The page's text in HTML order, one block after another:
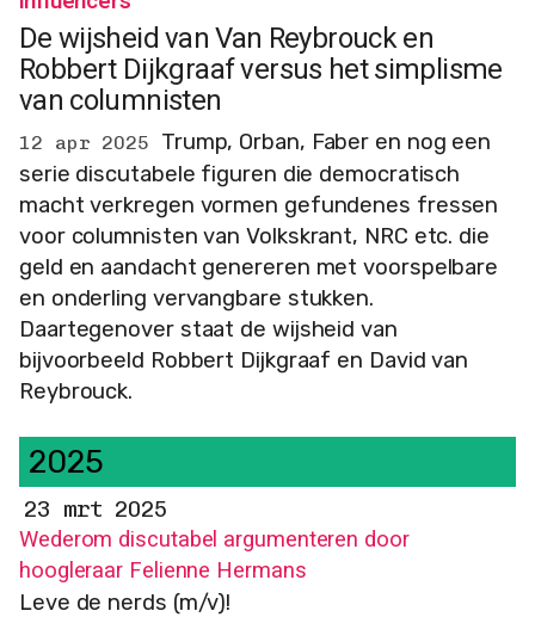
De wijsheid van Van Reybrouck en
Robbert Dijkgraaf versus het simplisme
van columnisten
12 apr 2025 Trump, Orban, Faber en nog een
serie discutabele figuren die democratisch
macht verkregen vormen gefundenes fressen
voor columnisten van Volkskrant, NRC etc. die
geld en aandacht genereren met voorspelbare
en onderling vervangbare stukken.
Daartegenover staat de wijsheid van
bijvoorbeeld Robbert Dijkgraaf en David van
Reybrouck.
2025
23 mrt 2025
Wederom discutabel argumenteren door
hoogleraar Felienne Hermans
Leve de nerds (m/v)!